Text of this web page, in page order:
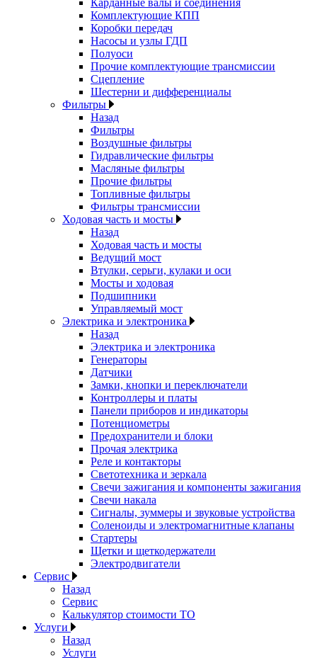
Карданные валы и соединения
Комплектующие КПП
Коробки передач
Насосы и узлы ГДП
Полуоси
Прочие комплектующие трансмиссии
Сцепление
Шестерни и дифференциалы
Фильтры
Назад
Фильтры
Воздушные фильтры
Гидравлические фильтры
Масляные фильтры
Прочие фильтры
Топливные фильтры
Фильтры трансмиссии
Ходовая часть и мосты
Назад
Ходовая часть и мосты
Ведущий мост
Втулки, серьги, кулаки и оси
Мосты и ходовая
Подшипники
Управляемый мост
Электрика и электроника
Назад
Электрика и электроника
Генераторы
Датчики
Замки, кнопки и переключатели
Контроллеры и платы
Панели приборов и индикаторы
Потенциометры
Предохранители и блоки
Прочая электрика
Реле и контакторы
Светотехника и зеркала
Свечи зажигания и компоненты зажигания
Свечи накала
Сигналы, зуммеры и звуковые устройства
Соленоиды и электромагнитные клапаны
Стартеры
Щетки и щеткодержатели
Электродвигатели
Сервис
Назад
Сервис
Калькулятор стоимости ТО
Услуги
Назад
Услуги